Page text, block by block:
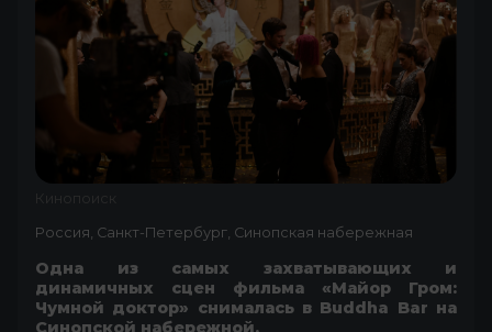
Кинопоиск
Россия, Санкт-Петербург, Синопская набережная
Одна из самых захватывающих и
динамичных сцен фильма «Майор Гром:
Чумной доктор» снималась в Buddha Bar на
Синопской набережной.